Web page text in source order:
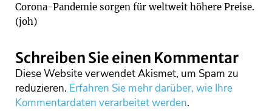
Corona-Pandemie sorgen für weltweit höhere Preise.
(joh)
Schreiben Sie einen Kommentar
Diese Website verwendet Akismet, um Spam zu
reduzieren. Erfahren Sie mehr darüber, wie Ihre
Kommentardaten verarbeitet werden.